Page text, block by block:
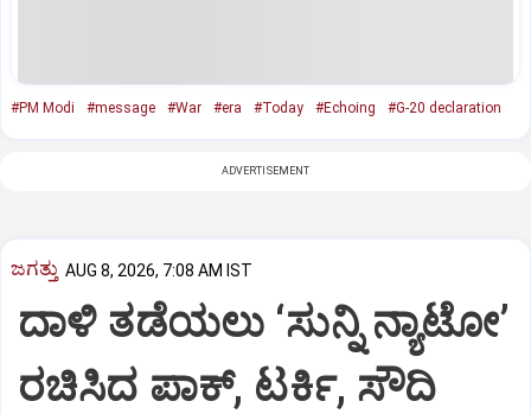
#PM Modi #message #War #era #Today #Echoing #G-20 declaration
ADVERTISEMENT
ಜಗತ್ತು AUG 8, 2026, 7:08 AM IST
ದಾಳಿ ತಡೆಯಲು ‘ಸುನ್ನಿ ನ್ಯಾಟೋ’
ರಚಿಸಿದ ಪಾಕ್‌, ಟರ್ಕಿ, ಸೌದಿ